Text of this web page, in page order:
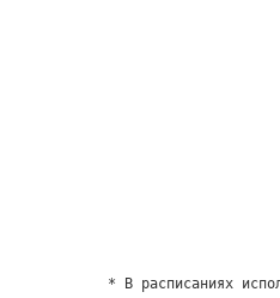
* В расписаниях